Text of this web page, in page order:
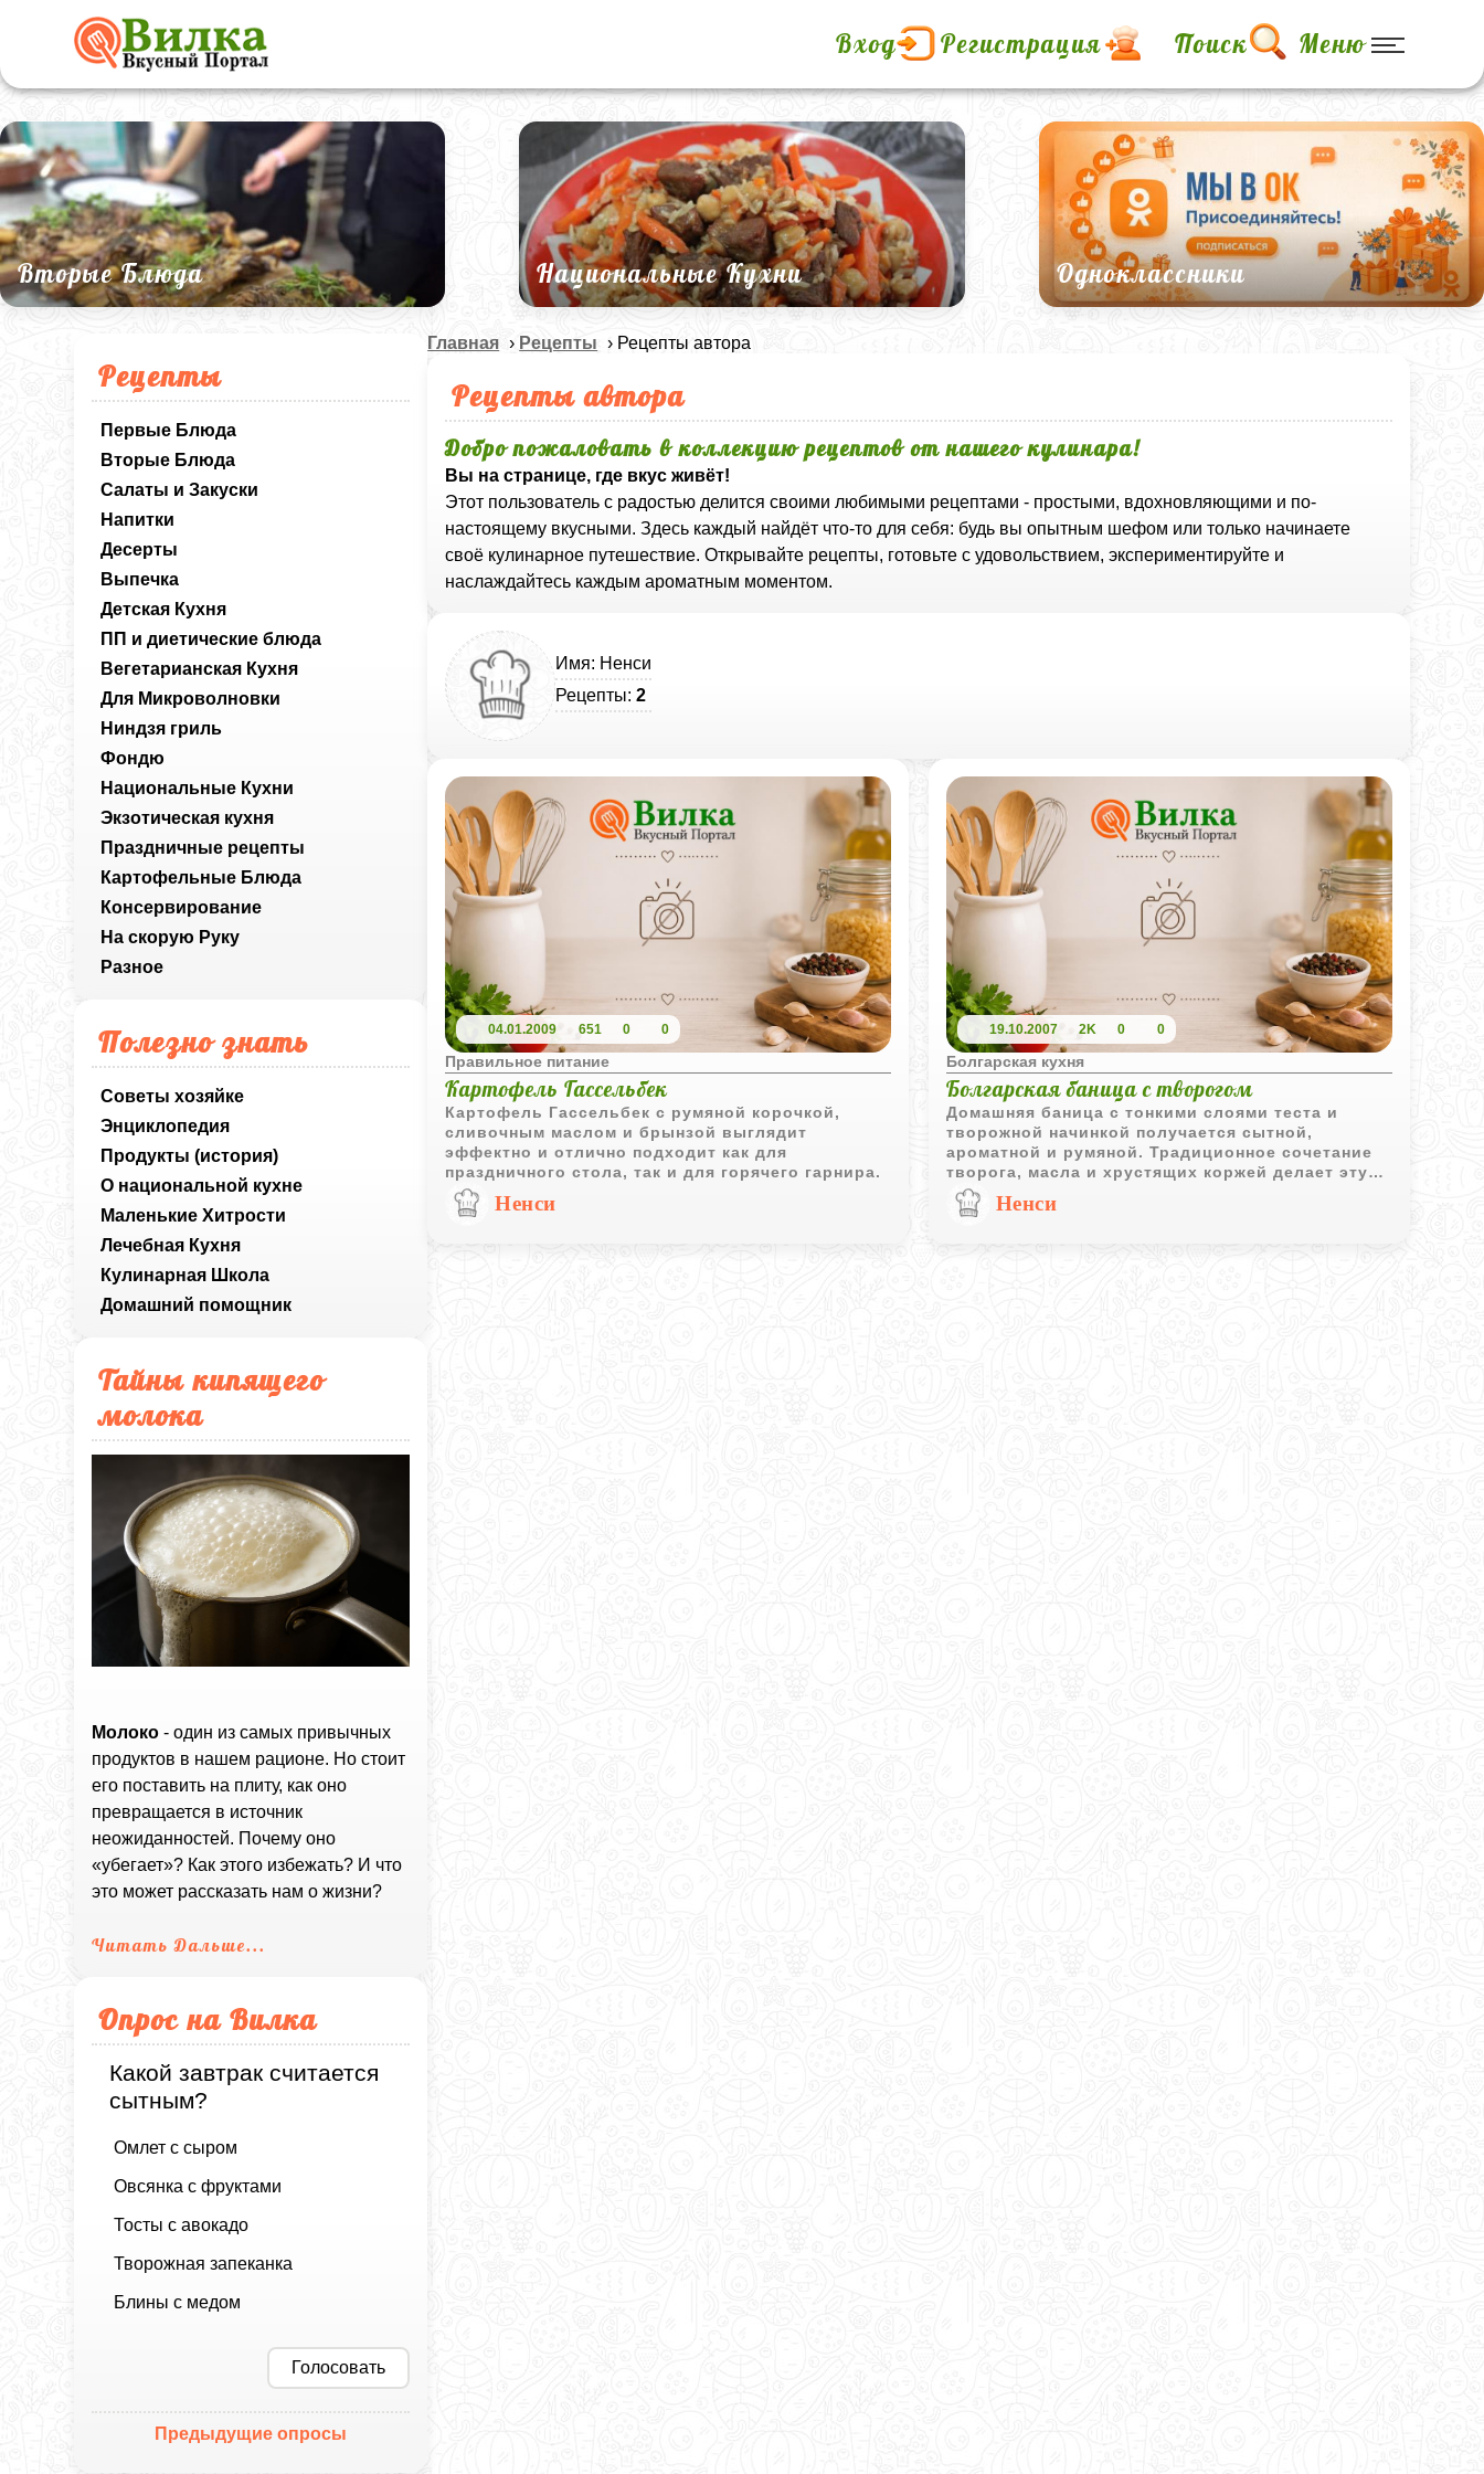
Вход Регистрация Поиск Меню
Вторые Блюда Национальные Кухни Одноклассники
Рецепты
Первые Блюда
Вторые Блюда
Салаты и Закуски
Напитки
Десерты
Выпечка
Детская Кухня
ПП и диетические блюда
Вегетарианская Кухня
Для Микроволновки
Ниндзя гриль
Фондю
Национальные Кухни
Экзотическая кухня
Праздничные рецепты
Картофельные Блюда
Консервирование
На скорую Руку
Разное
Полезно знать
Советы хозяйке
Энциклопедия
Продукты (история)
О национальной кухне
Маленькие Хитрости
Лечебная Кухня
Кулинарная Школа
Домашний помощник
Тайны кипящего
молока
Молоко - один из самых привычных
продуктов в нашем рационе. Но стоит
его поставить на плиту, как оно
превращается в источник
неожиданностей. Почему оно
«убегает»? Как этого избежать? И что
это может рассказать нам о жизни?
Читать Дальше...
Опрос на Вилка
Какой завтрак считается
сытным?
Омлет с сыром
Овсянка с фруктами
Тосты с авокадо
Творожная запеканка
Блины с медом
Голосовать
Предыдущие опросы
Главная › Рецепты › Рецепты автора
Рецепты автора
Добро пожаловать в коллекцию рецептов от нашего кулинара!
Вы на странице, где вкус живёт!
Этот пользователь с радостью делится своими любимыми рецептами - простыми, вдохновляющими и по-
настоящему вкусными. Здесь каждый найдёт что-то для себя: будь вы опытным шефом или только начинаете
своё кулинарное путешествие. Открывайте рецепты, готовьте с удовольствием, экспериментируйте и
наслаждайтесь каждым ароматным моментом.
Имя: Ненси
Рецепты:2
04.01.2009 651 0 0
Правильное питание
Картофель Гассельбек
Картофель Гассельбек с румяной корочкой,
сливочным маслом и брынзой выглядит
эффектно и отлично подходит как для
праздничного стола, так и для горячего гарнира.
Ненси
19.10.2007 2K 0 0
Болгарская кухня
Болгарская баница с творогом
Домашняя баница с тонкими слоями теста и
творожной начинкой получается сытной,
ароматной и румяной. Традиционное сочетание
творога, масла и хрустящих коржей делает эту
выпечку особенно привлекательной к чаю или
молочным напиткам.
Ненси